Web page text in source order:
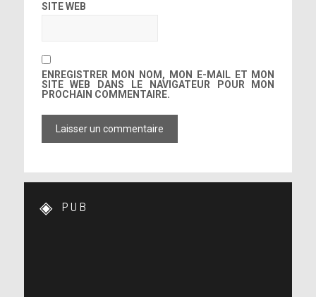
SITE WEB
ENREGISTRER MON NOM, MON E-MAIL ET MON
SITE WEB DANS LE NAVIGATEUR POUR MON
PROCHAIN COMMENTAIRE.
PUB